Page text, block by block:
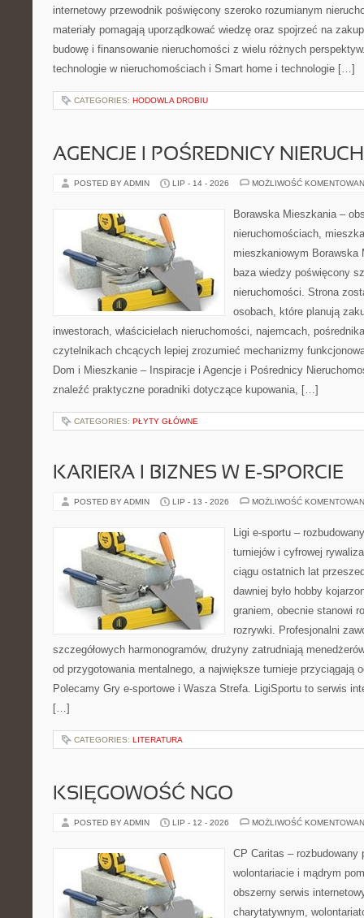
internetowy przewodnik poświęcony szeroko rozumianym
materiały pomagają uporządkować wiedzę oraz spojrzeć na
budowę i finansowanie nieruchomości z wielu różnych
technologie w nieruchomościach i Smart home i technologie […]
CATEGORIES: HODOWLA DROBIU
AGENCJE I POŚREDNICY
POSTED BY ADMIN LIP - 14 - 2026 MOŻLIWOŚĆ
Borawska Mieszkania –
nieruchomościach,
mieszkaniowym Borawska
baza wiedzy poświęcony
nieruchomości. Strona
osobach, które planują
inwestorach, właścicielach nieruchomości, najemcach,
czytelnikach chcących lepiej zrozumieć mechanizmy
Dom i Mieszkanie – Inspiracje i Agencje i Pośrednicy
znaleźć praktyczne poradniki dotyczące kupowania, […]
CATEGORIES: PŁYTY GŁÓWNE
KARIERA I BIZNES W E-SPORCIE
POSTED BY ADMIN LIP - 13 - 2026 MOŻLIWOŚĆ
Ligi e-sportu –
turniejów i cyfrowej
ciągu ostatnich lat
dawniej było hobby
graniem, obecnie stanowi
rozrywki. Profesjonalni
szczegółowych harmonogramów, drużyny zatrudniają
od przygotowania mentalnego, a największe turnieje przyciągają
Polecamy Gry e-sportowe i Wasza Strefa. LigiSportu to serwis
[…]
CATEGORIES: LITERATURA
KSIĘGOWOŚĆ NGO
POSTED BY ADMIN LIP - 12 - 2026 MOŻLIWOŚĆ
CP Caritas – rozbudowany
wolontariacie i mądrym
obszerny serwis
charytatywnym,